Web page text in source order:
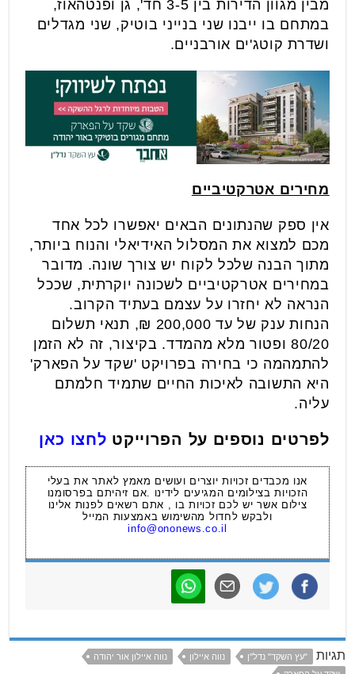
מבין מגוון הדירות בין 3-5 חד', גן ופנטהאוז,
במתחם בו ייבנו שני בנייני בוטיק, שני מגדלים
ושדרת קוטג'ים אורבניים.
מחירים אטרקטיביים
אין ספק שהנתונים הבאים יאפשרו לכל אחד
מכם למצוא את המסלול האידיאלי והנוח ביותר,
מתוך הבנה שלכל לקוח יש צורך שונה. מדובר
במחירים אטרקטיביים לשכונה יוקרתית, שככל
הנראה לא יחזרו על עצמם בעתיד הקרוב.
הנחות ענק של עד 200,000 ₪, תנאי תשלום
80/20 ופטור מלא מהמדד. בקיצור, זה לא הזמן
להתמהמה כי בחירה בפרויקט 'שקד על הפארק'
היא התשובה לאיכות החיים שתמיד חלמתם
עליה.
לפרטים נוספים על הפרוייקט לחצו כאן
אנו מכבדים זכויות יוצרים ועושים מאמץ לאתר את בעלי
הזכויות בצילומים המגיעים לידינו .אם זיהיתם בפרסומנו
צילום אשר יש לכם זכויות בו , אתם רשאים לפנות אלינו
ולבקש לחדול מהשימוש באמצעות המייל
info@ononews.co.il
תגיות "עץ השקד" נדל''ן נווה איילון
נווה איילון אור יהודה